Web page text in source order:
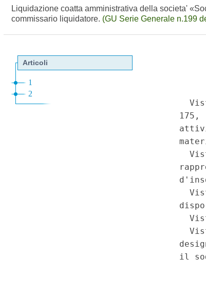
Liquidazione coatta amministrativa della societa'
commissario liquidatore. (GU Serie Generale n.199